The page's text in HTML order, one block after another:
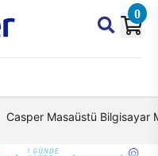
0
Casper Masaüstü Bilgisayar